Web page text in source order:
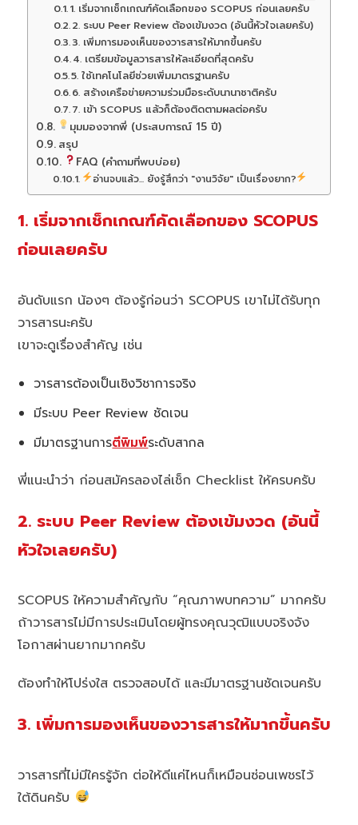
1. เริ่มจากเช็กเกณฑ์คัดเลือกของ SCOPUS ก่อนเลยครับ
2. ระบบ Peer Review ต้องเข้มงวด (อันนี้หัวใจเลยครับ)
3. เพิ่มการมองเห็นของวารสารให้มากขึ้นครับ
4. เตรียมข้อมูลวารสารให้ละเอียดที่สุดครับ
5. ใช้เทคโนโลยีช่วยเพิ่มมาตรฐานครับ
6. สร้างเครือข่ายความร่วมมือระดับนานาชาติครับ
7. เข้า SCOPUS แล้วก็ต้องติดตามผลต่อครับ
มุมมองจากพี่ (ประสบการณ์ 15 ปี)
สรุป
FAQ (คำถามที่พบบ่อย)
อ่านจบแล้ว... ยังรู้สึกว่า "งานวิจัย" เป็นเรื่องยาก?
1. เริ่มจากเช็กเกณฑ์คัดเลือกของ SCOPUS
ก่อนเลยครับ
อันดับแรก น้องๆ ต้องรู้ก่อนว่า SCOPUS เขาไม่ได้รับทุก
วารสารนะครับ
เขาจะดูเรื่องสำคัญ เช่น
วารสารต้องเป็นเชิงวิชาการจริง
มีระบบ Peer Review ชัดเจน
มีมาตรฐานการตีพิมพ์ระดับสากล
พี่แนะนำว่า ก่อนสมัครลองไล่เช็ก Checklist ให้ครบครับ
2. ระบบ Peer Review ต้องเข้มงวด (อันนี้
หัวใจเลยครับ)
SCOPUS ให้ความสำคัญกับ “คุณภาพบทความ” มากครับ
ถ้าวารสารไม่มีการประเมินโดยผู้ทรงคุณวุฒิแบบจริงจัง
โอกาสผ่านยากมากครับ
ต้องทำให้โปร่งใส ตรวจสอบได้ และมีมาตรฐานชัดเจนครับ
3. เพิ่มการมองเห็นของวารสารให้มากขึ้นครับ
วารสารที่ไม่มีใครรู้จัก ต่อให้ดีแค่ไหนก็เหมือนซ่อนเพชรไว้
ใต้ดินครับ